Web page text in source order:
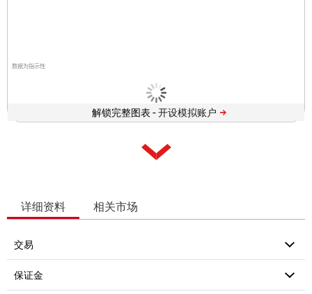
数据为指示性
解锁完整图表 -
详细资料 相关市场